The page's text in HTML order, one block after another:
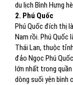
du lịch Bình Hưng
2. Phú Quốc
Phú Quốc đích thị
Nam rồi. Phú Quốc
Thái Lan, thuộc
đảo Ngọc Phú
lớn nhất trong
dòng suối yên bình